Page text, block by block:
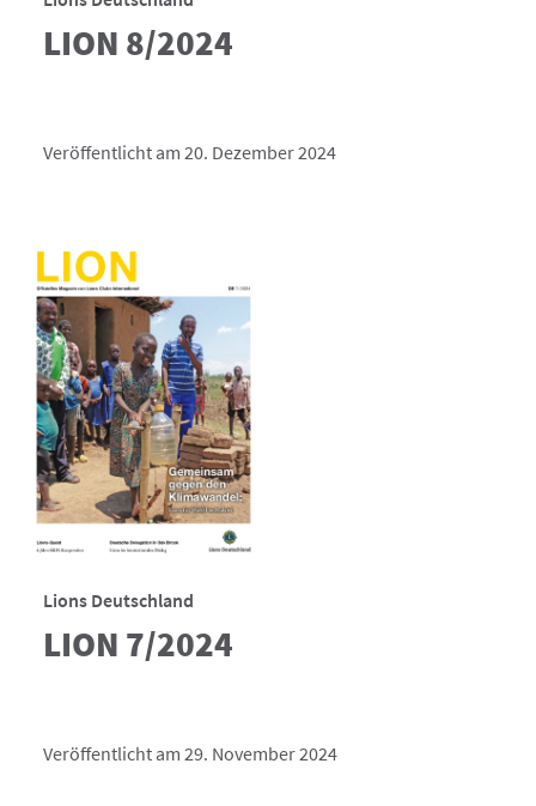
LION 8/2024
Veröffentlicht am 20. Dezember 2024
Lions Deutschland
LION 7/2024
Veröffentlicht am 29. November 2024